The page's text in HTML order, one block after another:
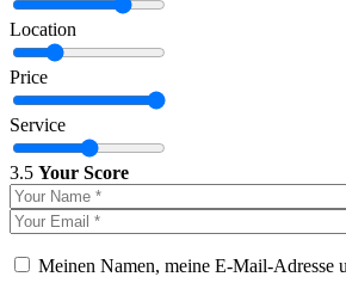
Location
Price
Service
3.5 Your Score
Meinen Namen, meine E-Mail-Adresse